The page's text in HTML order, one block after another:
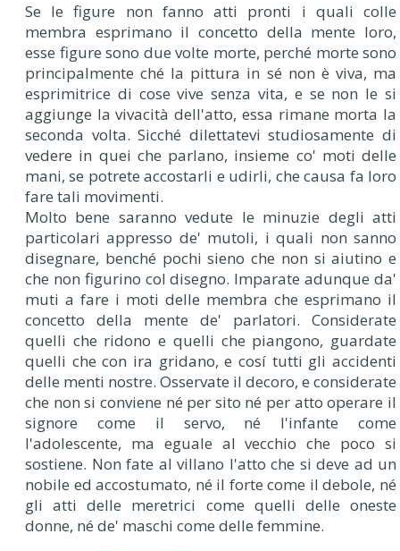
Se le figure non fanno atti pronti i quali colle
membra esprimano il concetto della mente loro,
esse figure sono due volte morte, perché morte sono
principalmente ché la pittura in sé non è viva, ma
esprimitrice di cose vive senza vita, e se non le si
aggiunge la vivacità dell'atto, essa rimane morta la
seconda volta. Sicché dilettatevi studiosamente di
vedere in quei che parlano, insieme co' moti delle
mani, se potrete accostarli e udirli, che causa fa loro
fare tali movimenti.
Molto bene saranno vedute le minuzie degli atti
particolari appresso de' mutoli, i quali non sanno
disegnare, benché pochi sieno che non si aiutino e
che non figurino col disegno. Imparate adunque da'
muti a fare i moti delle membra che esprimano il
concetto della mente de' parlatori. Considerate
quelli che ridono e quelli che piangono, guardate
quelli che con ira gridano, e cosí tutti gli accidenti
delle menti nostre. Osservate il decoro, e considerate
che non si conviene né per sito né per atto operare il
signore come il servo, né l'infante come
l'adolescente, ma eguale al vecchio che poco si
sostiene. Non fate al villano l'atto che si deve ad un
nobile ed accostumato, né il forte come il debole, né
gli atti delle meretrici come quelli delle oneste
donne, né de' maschi come delle femmine.